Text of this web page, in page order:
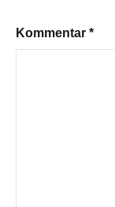
Kommentar *